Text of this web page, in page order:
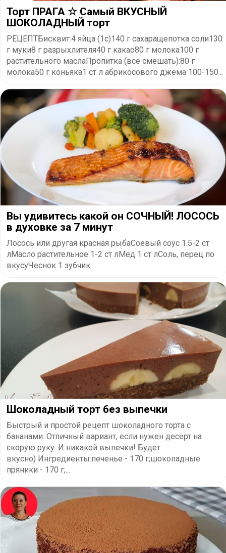
Торт ПРАГА ☆ Самый ВКУСНЫЙ
ШОКОЛАДНЫЙ торт
РЕЦЕПТБисквит:4 яйца (1с)140 г сахаращепотка соли130
г муки8 г разрыхлителя40 г какао80 г молока100 г
растительного маслаПропитка (все смешать):80 г
молока50 г коньяка1 ст л абрикосового джема 100-150...
Вы удивитесь какой он СОЧНЫЙ! ЛОСОСЬ
в духовке за 7 минут
Лосось или другая красная рыбаСоевый соус 1.5-2 ст
лМасло растительное 1-2 ст лМёд 1 ст лСоль, перец по
вкусуЧеснок 1 зубчик
Шоколадный торт без выпечки
Быстрый и простой рецепт шоколадного торта с
бананами. Отличный вариант, если нужен десерт на
скорую руку. И никакой выпечки! Будет
вкусно) Ингредиенты:печенье - 170 г;шоколадные
пряники - 170 г;...